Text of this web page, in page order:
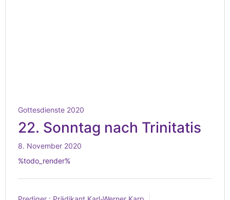
Gottesdienste 2020
22. Sonntag nach Trinitatis
8. November 2020
%todo_render%